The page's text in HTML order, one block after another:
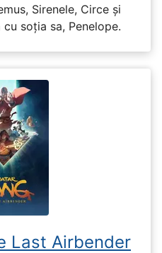
Sirenele, Circe și
soția sa, Penelope.
Last Airbender